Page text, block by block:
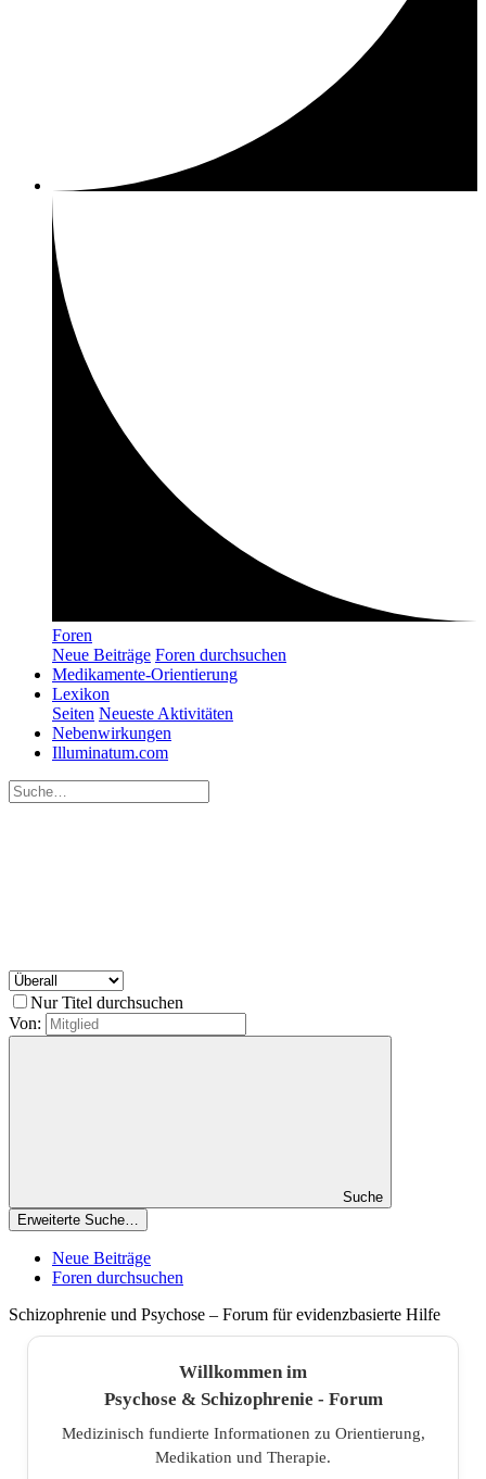
Foren
Neue Beiträge Foren durchsuchen
Medikamente-Orientierung
Lexikon
Seiten Neueste Aktivitäten
Nebenwirkungen
Illuminatum.com
Nur Titel durchsuchen
Von:
Suche
Erweiterte Suche…
Neue Beiträge
Foren durchsuchen
Schizophrenie und Psychose – Forum für evidenzbasierte Hilfe
Willkommen im
Psychose & Schizophrenie - Forum
Medizinisch fundierte Informationen zu Orientierung,
Medikation und Therapie.